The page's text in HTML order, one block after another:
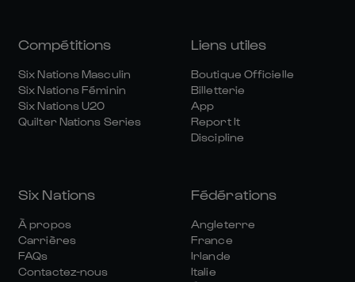
Compétitions
Six Nations Masculin
Six Nations Féminin
Six Nations U20
Quilter Nations Series
Liens utiles
Boutique Officielle
Billetterie
App
Report It
Discipline
Six Nations
À propos
Carrières
FAQs
Contactez-nous
Fédérations
Angleterre
France
Irlande
Italie